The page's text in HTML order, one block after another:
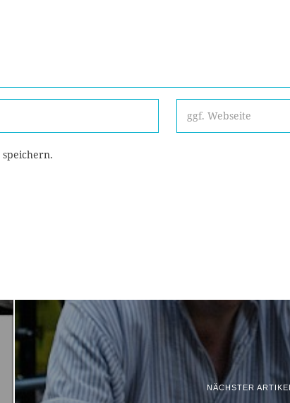
NÄCHSTER ARTIKEL